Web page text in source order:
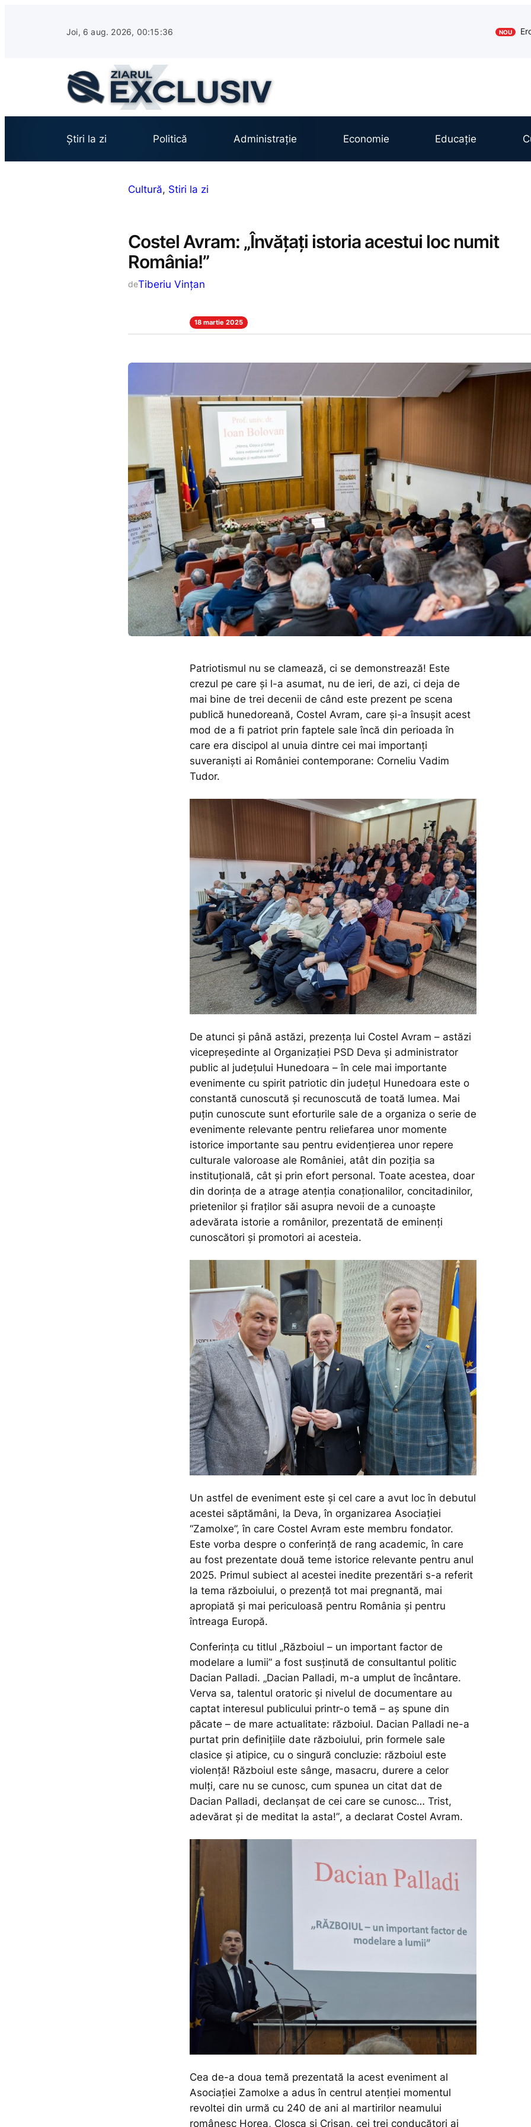
Joi, 6 aug. 2026, 00:15:37 NOU
Știri la zi Politică Administrație Economie Educație
Cultură, Stiri la zi
Costel Avram: „Învățați istoria acestui loc numit
România!”
deTiberiu Vințan
18 martie 2025
Patriotismul nu se clamează, ci se demonstrează! Este
crezul pe care și l-a asumat, nu de ieri, de azi, ci deja de
mai bine de trei decenii de când este prezent pe scena
publică hunedoreană, Costel Avram, care și-a însușit acest
mod de a fi patriot prin faptele sale încă din perioada în
care era discipol al unuia dintre cei mai importanți
suveraniști ai României contemporane: Corneliu Vadim
Tudor.
De atunci și până astăzi, prezența lui Costel Avram – astăzi
vicepreședinte al Organizației PSD Deva și administrator
public al județului Hunedoara – în cele mai importante
evenimente cu spirit patriotic din județul Hunedoara este o
constantă cunoscută și recunoscută de toată lumea. Mai
puțin cunoscute sunt eforturile sale de a organiza o serie de
evenimente relevante pentru reliefarea unor momente
istorice importante sau pentru evidențierea unor repere
culturale valoroase ale României, atât din poziția sa
instituțională, cât și prin efort personal. Toate acestea, doar
din dorința de a atrage atenția conaționalilor, concitadinilor,
prietenilor și fraților săi asupra nevoii de a cunoaște
adevărata istorie a românilor, prezentată de eminenți
cunoscători și promotori ai acesteia.
Un astfel de eveniment este și cel care a avut loc în debutul
acestei săptămâni, la Deva, în organizarea Asociației
“Zamolxe”, în care Costel Avram este membru fondator.
Este vorba despre o conferință de rang academic, în care
au fost prezentate două teme istorice relevante pentru anul
2025. Primul subiect al acestei inedite prezentări s-a referit
la tema războiului, o prezență tot mai pregnantă, mai
apropiată și mai periculoasă pentru România și pentru
întreaga Europă.
Conferința cu titlul „Războiul – un important factor de
modelare a lumii” a fost susținută de consultantul politic
Dacian Palladi. „Dacian Palladi, m-a umplut de încântare.
Verva sa, talentul oratoric și nivelul de documentare au
captat interesul publicului printr-o temă – aș spune din
păcate – de mare actualitate: războiul. Dacian Palladi ne-a
purtat prin definițiile date războiului, prin formele sale
clasice și atipice, cu o singură concluzie: războiul este
violență! Războiul este sânge, masacru, durere a celor
mulți, care nu se cunosc, cum spunea un citat dat de
Dacian Palladi, declanșat de cei care se cunosc… Trist,
adevărat și de meditat la asta!”, a declarat Costel Avram.
Cea de-a doua temă prezentată la acest eveniment al
Asociației Zamolxe a adus în centrul atenției momentul
revoltei din urmă cu 240 de ani al martirilor neamului
românesc Horea, Cloșca și Crișan, cei trei conducători ai